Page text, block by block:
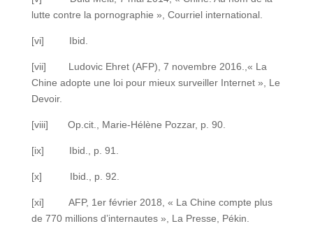
lutte contre la pornographie », Courriel international.
[vi] Ibid.
[vii] Ludovic Ehret (AFP), 7 novembre 2016.,« La
Chine adopte une loi pour mieux surveiller Internet », Le
Devoir.
[viii] Op.cit., Marie-Hélène Pozzar, p. 90.
[ix] Ibid., p. 91.
[x] Ibid., p. 92.
[xi] AFP, 1er février 2018, « La Chine compte plus
de 770 millions d’internautes », La Presse, Pékin.